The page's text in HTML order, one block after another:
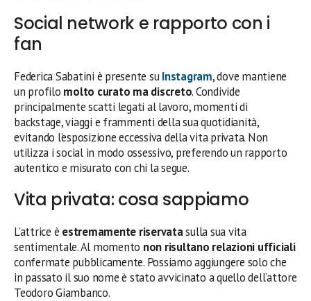
Social network e rapporto con i
fan
Federica Sabatini è presente suInstagram, dove mantiene
un profilo molto curato ma discreto. Condivide
principalmente scatti legati al lavoro, momenti di
backstage, viaggi e frammenti della sua quotidianità,
evitando l’esposizione eccessiva della vita privata. Non
utilizza i social in modo ossessivo, preferendo un rapporto
autentico e misurato con chi la segue.
Vita privata: cosa sappiamo
L’attrice è estremamente riservatasulla sua vita
sentimentale. Al momento non risultano relazioni ufficiali
confermate pubblicamente. Possiamo aggiungere solo che
in passato il suo nome è stato avvicinato a quello dell’attore
Teodoro Giambanco.